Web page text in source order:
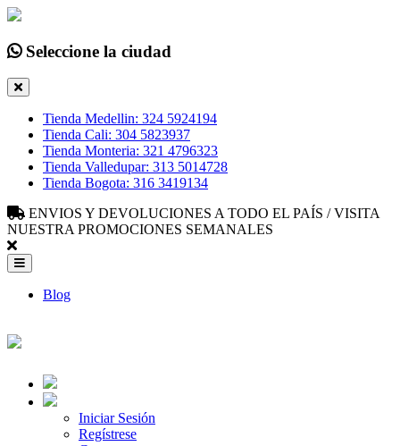
Seleccione la ciudad
Tienda Medellin: 324 5924194
Tienda Cali: 304 5823937
Tienda Monteria: 321 4796323
Tienda Valledupar: 313 5014728
Tienda Bogota: 316 3419134
ENVIOS Y DEVOLUCIONES A TODO EL PAÍS / VISITA
NUESTRA PROMOCIONES SEMANALES
Blog
Iniciar Sesión
Regístrese